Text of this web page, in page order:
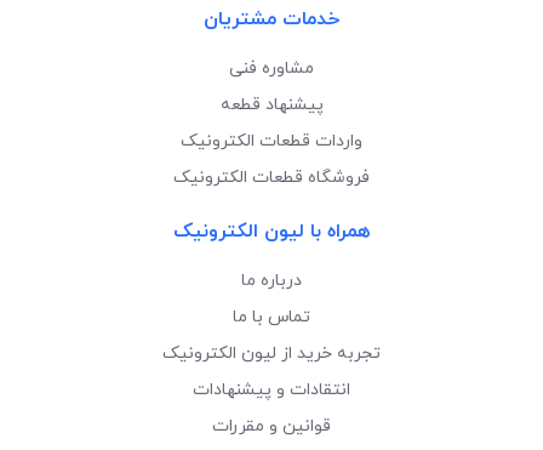
خدمات مشتریان
مشاوره فنی
پیشنهاد قطعه
واردات قطعات الکترونیک
فروشگاه قطعات الکترونیک
همراه با لیون الکترونیک
درباره ما
تماس با ما
تجربه خرید از لیون الکترونیک
انتقادات و پیشنهادات
قوانین و مقررات